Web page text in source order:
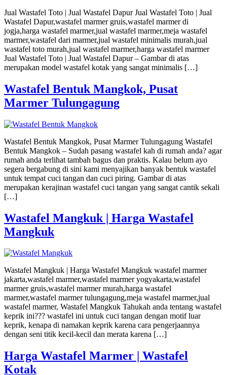
Jual Wastafel Toto | Jual Wastafel Dapur Jual Wastafel Toto | Jual
Wastafel Dapur,wastafel marmer gruis,wastafel marmer di
jogja,harga wastafel marmer,jual wastafel marmer,meja wastafel
marmer,wastafel dari marmer,jual wastafel minimalis murah,jual
wastafel toto murah,jual wastafel marmer,harga wastafel marmer
Jual Wastafel Toto | Jual Wastafel Dapur – Gambar di atas
merupakan model wastafel kotak yang sangat minimalis […]
Wastafel Bentuk Mangkok, Pusat
Marmer Tulungagung
Wastafel Bentuk Mangkok, Pusat Marmer Tulungagung Wastafel
Bentuk Mangkok – Sudah pasang wastafel kah di rumah anda? agar
rumah anda terlihat tambah bagus dan praktis. Kalau belum ayo
segera bergabung di sini kami menyajikan banyak bentuk wastafel
untuk tempat cuci tangan dan cuci piring. Gambar di atas
merupakan kerajinan wastafel cuci tangan yang sangat cantik sekali
[…]
Wastafel Mangkuk | Harga Wastafel
Mangkuk
Wastafel Mangkuk | Harga Wastafel Mangkuk wastafel marmer
jakarta,wastafel marmer,wastafel marmer yogyakarta,wastafel
marmer gruis,wastafel marmer murah,harga wastafel
marmer,wastafel marmer tulungagung,meja wastafel marmer,jual
wastafel marmer, Wastafel Mangkuk Tahukah anda tentang wastafel
keprik ini??? wastafel ini untuk cuci tangan dengan motif luar
keprik, kenapa di namakan keprik karena cara pengerjaannya
dengan seni titik kecil-kecil dan merata karena […]
Harga Wastafel Marmer | Wastafel
Kotak